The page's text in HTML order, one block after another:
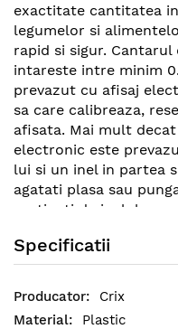
exactitate cantitatea
legumelor si
rapid si sigur.
intareste intre minim
prevazut cu afisaj
sa care calibreaza,
afisata. Mai mult
electronic este
lui si un inel in partea
agatati plasa sau
sustineti de inelul
Specificatii
Crix
Plastic